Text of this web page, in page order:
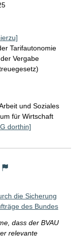
Tarifautonomie
Vergabe
und Soziales
für Wirtschaft
dorthin]
die Sicherung
des Bundes
dass der BVAU
relevante